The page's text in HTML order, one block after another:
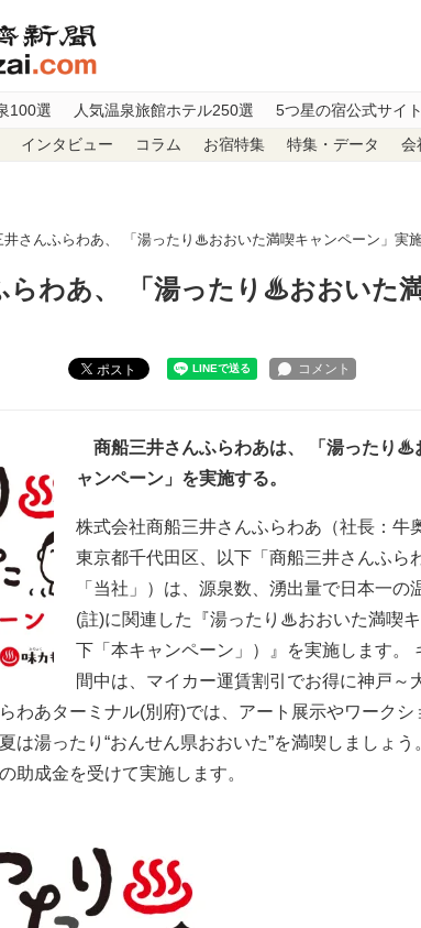
100選 人気温泉旅館ホテル250選 5つ星の宿公式サイト
インタビュー コラム お宿特集 特集・データ 会
井さんふらわあ、 「湯ったり♨おおいた満喫キャンペーン」実
らわあ、 「湯ったり♨おおいた
ポスト
商船三井さんふらわあは、 「湯ったり♨
ャンペーン」を実施する。
株式会社商船三井さんふらわあ（社長：牛
東京都千代田区、以下「商船三井さんふら
「当社」）は、源泉数、湧出量で日本一の
(註)に関連した『湯ったり♨おおいた満喫
下「本キャンペーン」）』を実施します。
間中は、マイカー運賃割引でお得に神戸～
わあターミナル(別府)では、アート展示やワークシ
は湯ったり“おんせん県おおいた”を満喫しましょ
助成金を受けて実施します。